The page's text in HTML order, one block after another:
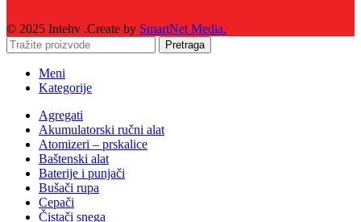
© 2025 Intehv .Create by SmartNet Media.
Pretraga
Meni
Kategorije
Agregati
Akumulatorski ručni alat
Atomizeri – prskalice
Baštenski alat
Baterije i punjači
Bušači rupa
Cepači
Čistači snega